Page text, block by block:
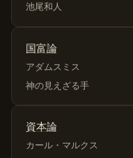
池尾和人
国富論
アダムスミス
神の見えざる手
資本論
カール・マルクス